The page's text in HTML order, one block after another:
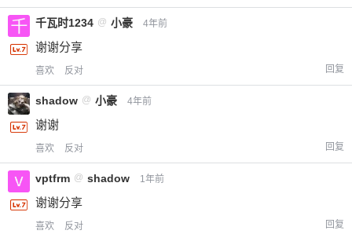
千瓦时1234 @ 小豪 4年前
谢谢分享
喜欢 反对 回复
shadow @ 小豪 4年前
谢谢
喜欢 反对 回复
vptfrm @ shadow 1年前
谢谢分享
喜欢 反对 回复